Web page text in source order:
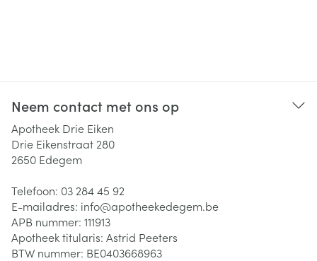
Neem contact met ons op
Apotheek Drie Eiken
Drie Eikenstraat 280
2650 Edegem
Telefoon: 03 284 45 92
E-mailadres: info@apotheekedegem.be
APB nummer: 111913
Apotheek titularis: Astrid Peeters
BTW nummer: BE0403668963